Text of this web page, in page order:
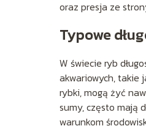
oraz presja ze
Typowe
W świecie ryb
akwariowych, takie
rybki, mogą żyć
sumy, często mają
warunkom